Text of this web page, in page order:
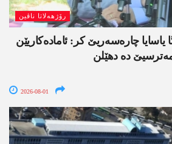
رۆژھەلاتا ناڤین
یاسایا چارەسەریێ کر: ئامادەکاریێن
دە دھێلن
2026-08-01